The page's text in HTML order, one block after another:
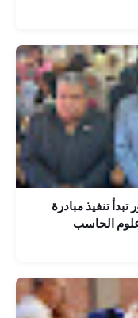
تبدأ تنفيذ مبادرة
الحاسب